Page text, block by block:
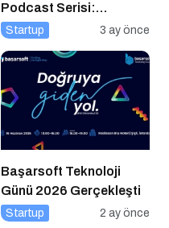
Podcast Serisi:
Girişimcilerin Büyük
Startup 3 ay önce
Başarsoft Teknoloji
Günü 2026 Gerçekleşti
Startup 2 ay önce